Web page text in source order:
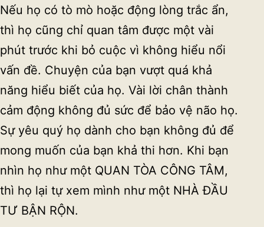
Nếu họ có tò mò hoặc động lòng trắc ẩn,
thì họ cũng chỉ quan tâm được một vài
phút trước khi bỏ cuộc vì không hiểu nổi
vấn đề. Chuyện của bạn vượt quá khả
năng hiểu biết của họ. Vài lời chân thành
cảm động không đủ sức để bảo vệ não họ.
Sự yêu quý họ dành cho bạn không đủ để
mong muốn của bạn khả thi hơn. Khi bạn
nhìn họ như một QUAN TÒA CÔNG TÂM,
thì họ lại tự xem mình như một NHÀ ĐẦU
TƯ BẬN RỘN.